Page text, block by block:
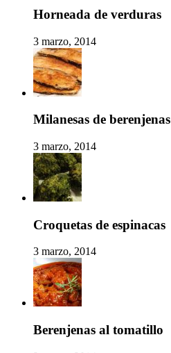
Horneada de verduras
3 marzo, 2014
Milanesas de berenjenas
3 marzo, 2014
Croquetas de espinacas
3 marzo, 2014
Berenjenas al tomatillo